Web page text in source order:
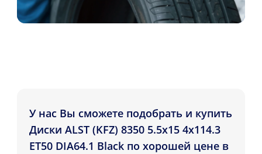
У нас Вы сможете подобрать и купить
Диски ALST (KFZ) 8350 5.5x15 4x114.3
ET50 DIA64.1 Black по хорошей цене в